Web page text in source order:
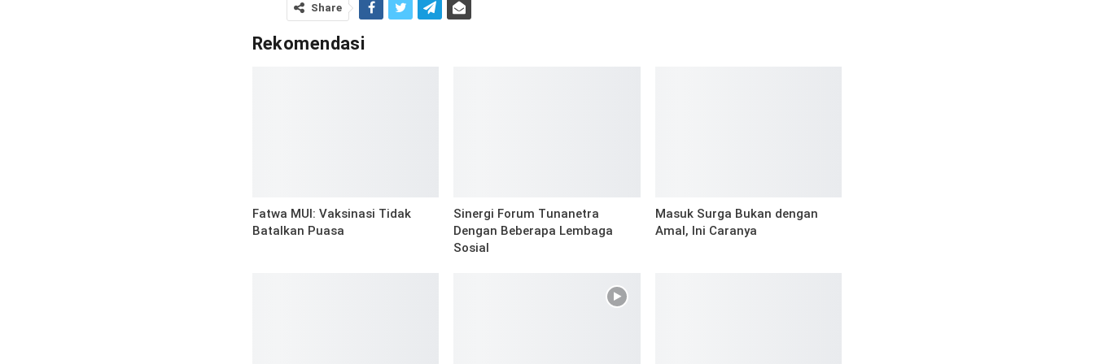
Share
Rekomendasi
Fatwa MUI: Vaksinasi Tidak
Batalkan Puasa
Sinergi Forum Tunanetra
Dengan Beberapa Lembaga
Sosial
Masuk Surga Bukan dengan
Amal, Ini Caranya